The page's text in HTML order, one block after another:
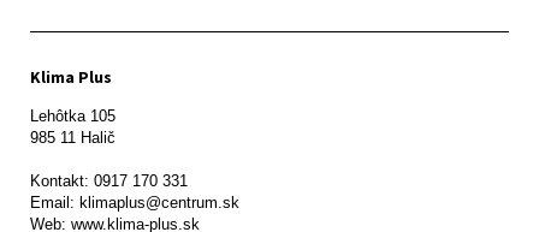
Klima Plus
Lehôtka 105
985 11 Halič
Kontakt: 0917 170 331
Email: klimaplus@centrum.sk